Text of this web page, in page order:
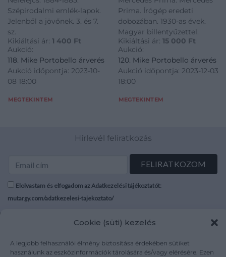
Cookie (süti) kezelés
A legjobb felhasználói élmény biztosítása érdekében sütiket
használunk az eszközinformációk tárolására és/vagy elérésére. Ezen
Szépirodalmi emlék-lapok.
Jelenből a jövőnek. 3. és 7.
sz.
Kikiáltási ár: 1 400 Ft
Aukció:
118. Mike Portobello árverés
Aukció időpontja: 2023-10-
08 18:00
MEGTEKINTEM
Prima. Írógép eredeti
dobozában. 1930-as évek.
Magyar billentyűzettel.
Kikiáltási ár: 15 000 Ft
Aukció:
120. Mike Portobello árverés
Aukció időpontja: 2023-12-03
18:00
MEGTEKINTEM
Hírlevél feliratkozás
Elolvastam és elfogadom az Adatkezelési tájékoztatót:
mutargy.com/adatkezelesi-tajekoztato/
Karrier
Áraink
Adatvédelem